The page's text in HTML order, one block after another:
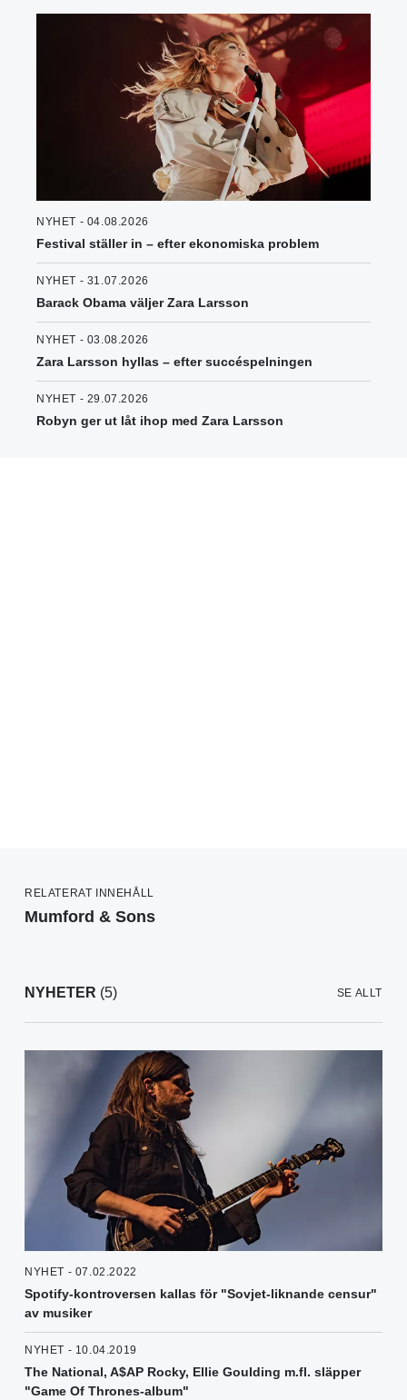
NYHET - 04.08.2026
Festival ställer in – efter ekonomiska problem
NYHET - 31.07.2026
Barack Obama väljer Zara Larsson
NYHET - 03.08.2026
Zara Larsson hyllas – efter succéspelningen
NYHET - 29.07.2026
Robyn ger ut låt ihop med Zara Larsson
RELATERAT INNEHÅLL
Mumford & Sons
NYHETER (5) SE ALLT
NYHET - 07.02.2022
Spotify-kontroversen kallas för "Sovjet-liknande censur"
av musiker
NYHET - 10.04.2019
The National, A$AP Rocky, Ellie Goulding m.fl. släpper
"Game Of Thrones-album"